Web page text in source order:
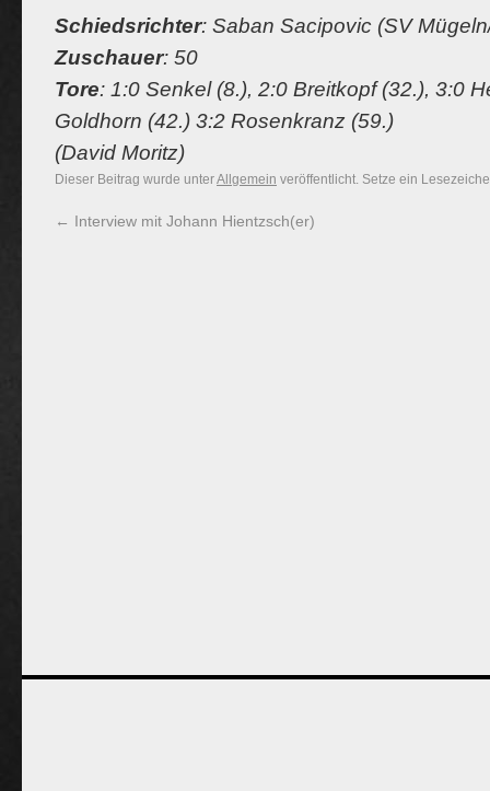
Schiedsrichter: Saban Sacipovic (SV
Zuschauer: 50
Tore: 1:0 Senkel (8.), 2:0 Breitkopf (32.), 3:0
Goldhorn (42.) 3:2 Rosenkranz (59.)
(David Moritz)
Dieser Beitrag wurde unterAllgemein veröffentlicht. Setze ein
← Interview mit Johann Hientzsch(er)